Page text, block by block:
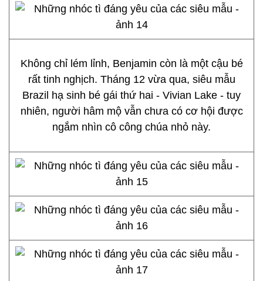
Không chỉ lém lỉnh, Benjamin còn là một cậu bé
rất tinh nghịch. Tháng 12 vừa qua, siêu mẫu
Brazil hạ sinh bé gái thứ hai - Vivian Lake - tuy
nhiên, người hâm mộ vẫn chưa có cơ hội được
ngắm nhìn cô công chúa nhỏ này.